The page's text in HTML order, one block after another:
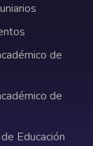
de
de
Educación